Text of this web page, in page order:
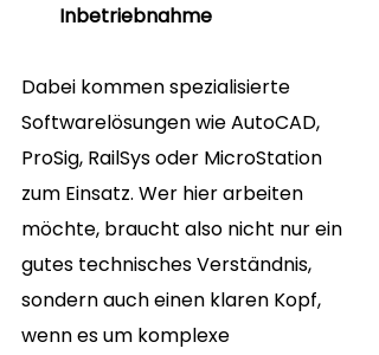
Inbetriebnahme
Dabei kommen spezialisierte
Softwarelösungen wie AutoCAD,
ProSig, RailSys oder MicroStation
zum Einsatz. Wer hier arbeiten
möchte, braucht also nicht nur ein
gutes technisches Verständnis,
sondern auch einen klaren Kopf,
wenn es um komplexe